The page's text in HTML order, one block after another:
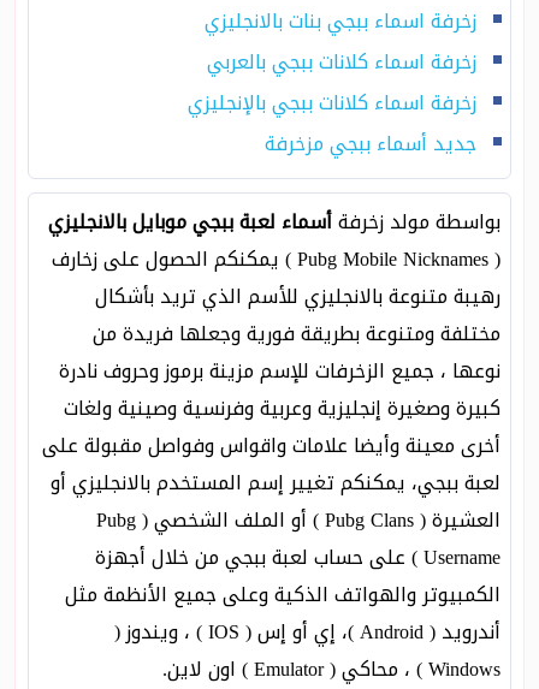
زخرفة اسماء ببجي بنات بالانجليزي
زخرفة اسماء كلانات ببجي بالعربي
زخرفة اسماء كلانات ببجي بالإنجليزي
جديد أسماء ببجي مزخرفة
بواسطة مولد زخرفةأسماء لعبة ببجي موبايل بالانجليزي
( Pubg Mobile Nicknames ) يمكنكم الحصول على زخارف
رهيبة متنوعة بالانجليزي للأسم الذي تريد بأشكال
مختلفة ومتنوعة بطريقة فورية وجعلها فريدة من
نوعها ، جميع الزخرفات للإسم مزينة برموز وحروف نادرة
كبيرة وصغيرة إنجليزية وعربية وفرنسية وصينية ولغات
أخرى معينة وأيضا علامات واقواس وفواصل مقبولة على
لعبة ببجي، يمكنكم تغيير إسم المستخدم بالانجليزي أو
العشيرة ( Pubg Clans ) أو الملف الشخصي ( Pubg
Username ) على حساب لعبة ببجي من خلال أجهزة
الكمبيوتر والهواتف الذكية وعلى جميع الأنظمة مثل
أندرويد ( Android )، إي أو إس ( IOS ) ، ويندوز (
Windows ) ، محاكي ( Emulator ) اون لاين.